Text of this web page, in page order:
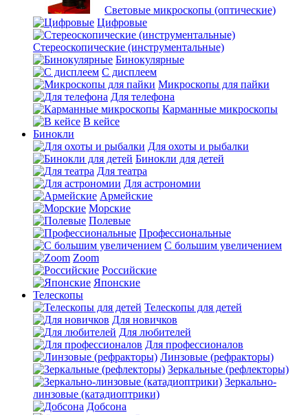
Световые микроскопы (оптические)
Цифровые
Стереоскопические (инструментальные)
Бинокулярные
С дисплеем
Микроскопы для пайки
Для телефона
Карманные микроскопы
В кейсе
Бинокли
Для охоты и рыбалки
Бинокли для детей
Для театра
Для астрономии
Армейские
Морские
Полевые
Профессиональные
С большим увеличением
Zoom
Российские
Японские
Телескопы
Телескопы для детей
Для новичков
Для любителей
Для профессионалов
Линзовые (рефракторы)
Зеркальные (рефлекторы)
Зеркально-
линзовые (катадиоптрики)
Добсона